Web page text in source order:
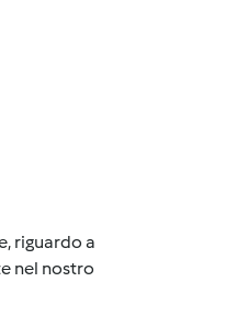
riguardo a
nel nostro